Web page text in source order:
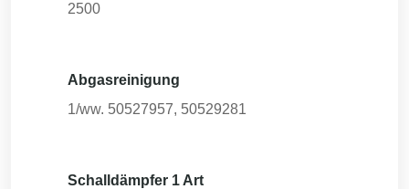
2500
Abgasreinigung
1/ww. 50527957, 50529281
Schalldämpfer 1 Art